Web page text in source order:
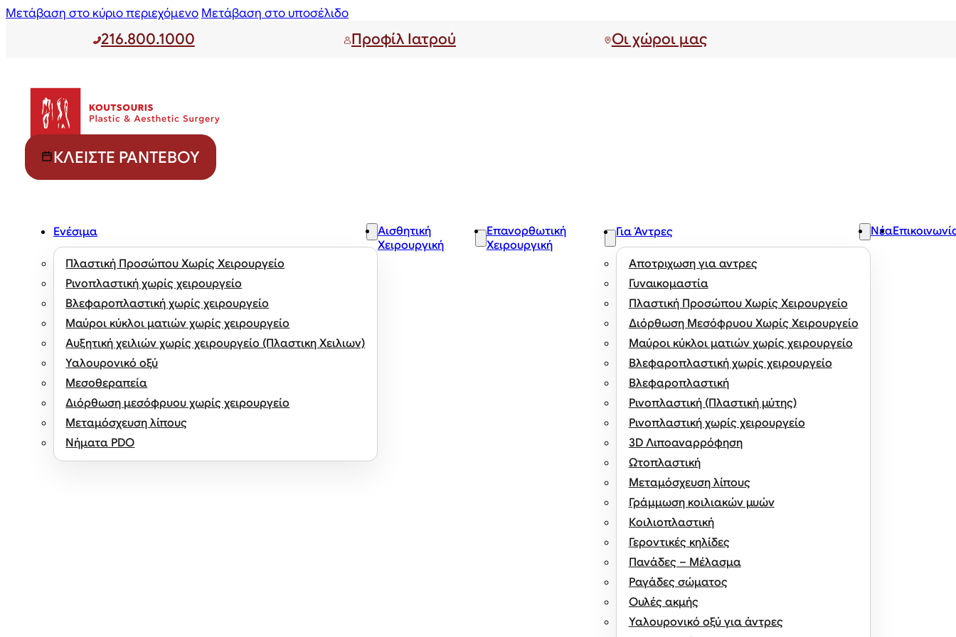
Μετάβαση στο κύριο περιεχόμενο Μετάβαση στο υποσέλιδο
216.800.1000 Προφίλ Ιατρού Οι χώροι μας
ΚΛΕΊΣΤΕ ΡΑΝΤΕΒΟΎ
Ενέσιμα
Πλαστική Προσώπου Χωρίς Χειρουργείο
Ρινοπλαστική χωρίς χειρουργείο
Βλεφαροπλαστική χωρίς χειρουργείο
Μαύροι κύκλοι ματιών χωρίς χειρουργείο
Αυξητική χειλιών χωρίς χειρουργείο (Πλαστικη Χειλιων)
Υαλουρονικό οξύ
Μεσοθεραπεία
Διόρθωση μεσόφρυου χωρίς χειρουργείο
Μεταμόσχευση λίπους
Νήματα PDO
Αισθητική
Χειρουργική
Επανορθωτική
Χειρουργική
Για Άντρες
Αποτριχωση για αντρες
Γυναικομαστία
Πλαστική Προσώπου Χωρίς Χειρουργείο
Διόρθωση Μεσόφρυου Χωρίς Χειρουργείο
Μαύροι κύκλοι ματιών χωρίς χειρουργείο
Βλεφαροπλαστική χωρίς χειρουργείο
Βλεφαροπλαστική
Ρινοπλαστική (Πλαστική μύτης)
Ρινοπλαστική χωρίς χειρουργείο
3D Λιποαναρρόφηση
Ωτοπλαστική
Μεταμόσχευση λίπους
Γράμμωση κοιλιακών μυών
Κοιλιοπλαστική
Γεροντικές κηλίδες
Πανάδες – Μέλασμα
Ραγάδες σώματος
Ουλές ακμής
Υαλουρονικό οξύ για άντρες
Νέα